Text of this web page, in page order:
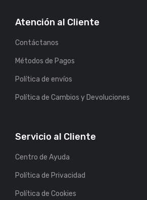
Atención al Cliente
Contáctanos
Métodos de Pagos
Política de envíos
Política de Cambios y Devoluciones
Servicio al Cliente
Centro de Ayuda
Política de Privacidad
Política de Cookies